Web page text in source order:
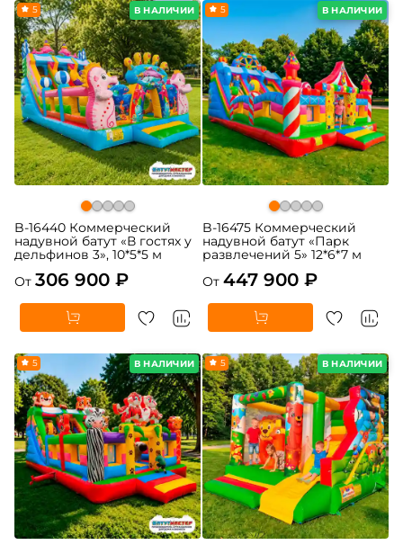
В НАЛИЧИИ
5
B-16440 Коммерческий
надувной батут «В гостях у
дельфинов 3», 10*5*5 м
От 306 900 ₽
В НАЛИЧИИ
5
B-16475 Коммерческий
надувной батут «Парк
развлечений 5» 12*6*7 м
От 447 900 ₽
В НАЛИЧИИ
5 В НАЛИЧИИ
5